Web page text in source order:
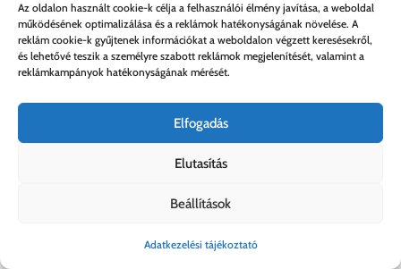
Az oldalon használt cookie-k célja a felhasználói élmény javítása, a weboldal
működésének optimalizálása és a reklámok hatékonyságának növelése. A
reklám cookie-k gyűjtenek információkat a weboldalon végzett keresésekről,
és lehetővé teszik a személyre szabott reklámok megjelenítését, valamint a
reklámkampányok hatékonyságának mérését.
Elfogadás
Elutasítás
Beállítások
Adatkezelési tájékoztató
Kovács András e.v. | 57357889-1-33